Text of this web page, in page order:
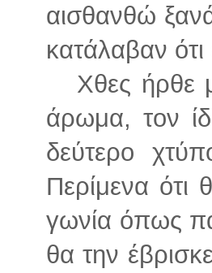
αισθανθώ
κατάλαβαν
Χθες ήρθε
άρωμα, τον
δεύτερο
Περίμενα ότι
γωνία όπως
θα την